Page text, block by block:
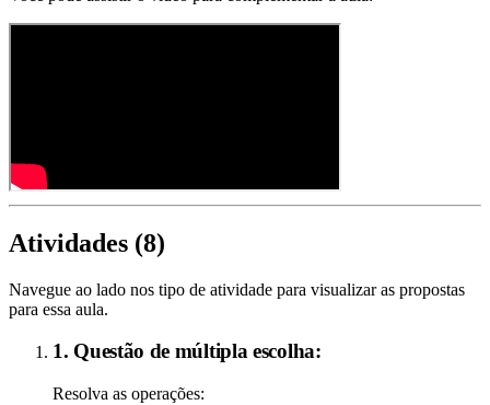
Atividades (8)
Navegue ao lado nos tipo de atividade para visualizar as propostas
para essa aula.
1. Questão de múltipla escolha:
Resolva as operações: